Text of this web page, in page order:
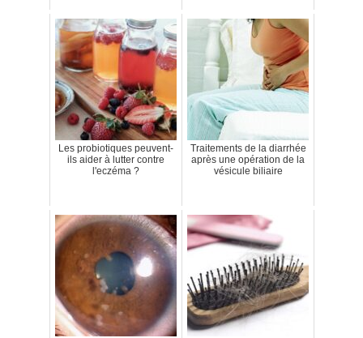
Les probiotiques peuvent-
ils aider à lutter contre
l'eczéma ?
Traitements de la diarrhée
après une opération de la
vésicule biliaire